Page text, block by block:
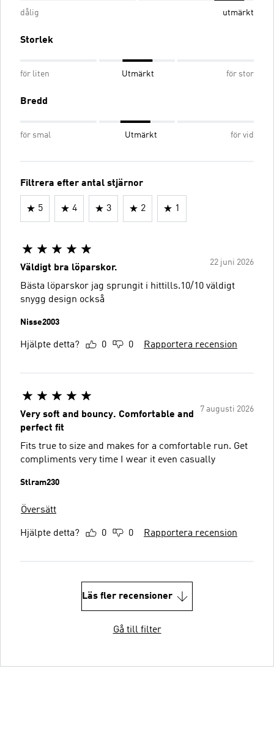
dålig utmärkt
Storlek
för liten Utmärkt för stor
Bredd
för smal Utmärkt för vid
Filtrera efter antal stjärnor
5 4 3 2 1
22 juni 2026
Väldigt bra löparskor.
Bästa löparskor jag sprungit i hittills.10/10 väldigt
snygg design också
Nisse2003
Hjälpte detta? 0 0 Rapportera recension
7 augusti 2026
Very soft and bouncy. Comfortable and
perfect fit
Fits true to size and makes for a comfortable run. Get
compliments very time I wear it even casually
Stlram230
Översätt
Hjälpte detta? 0 0 Rapportera recension
Läs fler recensioner
Gå till filter